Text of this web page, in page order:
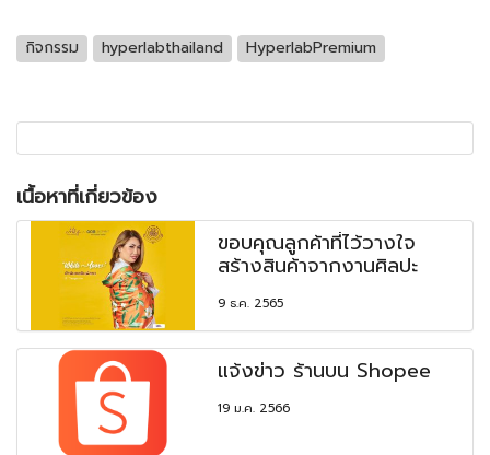
กิจกรรม hyperlabthailand HyperlabPremium
เนื้อหาที่เกี่ยวข้อง
ขอบคุณลูกค้าที่ไว้วางใจ
สร้างสินค้าจากงานศิลปะ
9 ธ.ค. 2565
แจ้งข่าว ร้านบน Shopee
19 ม.ค. 2566